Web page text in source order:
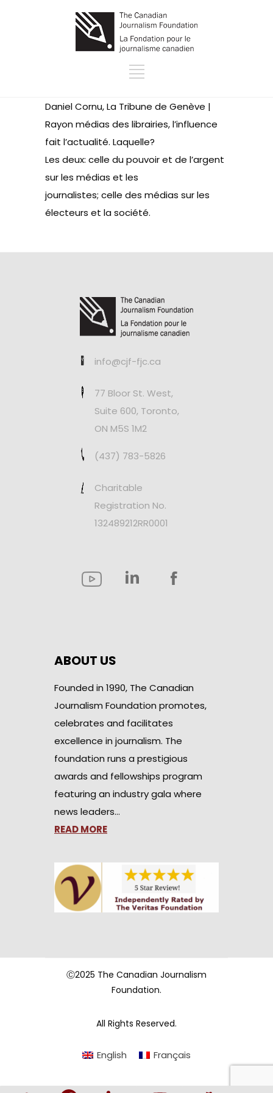
Daniel Cornu, La Tribune de Genève |
Rayon médias des librairies, l’influence
fait l’actualité. Laquelle?
Les deux: celle du pouvoir et de l’argent
sur les médias et les
journalistes; celle des médias sur les
électeurs et la société.
info@cjf-fjc.ca
77 Bloor St. West,
Suite 600, Toronto,
ON M5S 1M2
(437) 783-5826
Charitable
Registration No.
132489212RR0001
ABOUT US
Founded in 1990, The Canadian
Journalism Foundation promotes,
celebrates and facilitates
excellence in journalism. The
foundation runs a prestigious
awards and fellowships program
featuring an industry gala where
news leaders…
READ MORE
Ⓒ2025 The Canadian Journalism
Foundation.
All Rights Reserved.
English Français